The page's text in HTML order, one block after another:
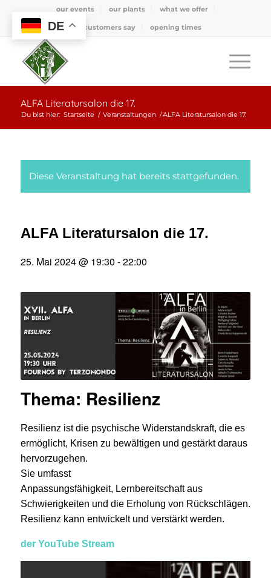
our events our plants what we offer
what customers say opening times
ALFA Literatursalon die 17.
Du bist hier: Startseite / Veranstaltungen /ALFA Literatursalon die 17.
Diese Veranstaltung hat bereits stattgefunden.
ALFA Literatursalon die 17.
25. Mai 2024 @ 19:30 -22:00
Thema: Resilienz
Resilienz ist die psychische Widerstandskraft, die es
ermöglicht, Krisen zu bewältigen und gestärkt daraus
hervorzugehen.
Sie umfasst
Anpassungsfähigkeit, Lernbereitschaft aus
Schwierigkeiten und die Erholung von Rückschlägen.
Resilienz kann entwickelt und verstärkt werden.
der YouTube Stream
DE